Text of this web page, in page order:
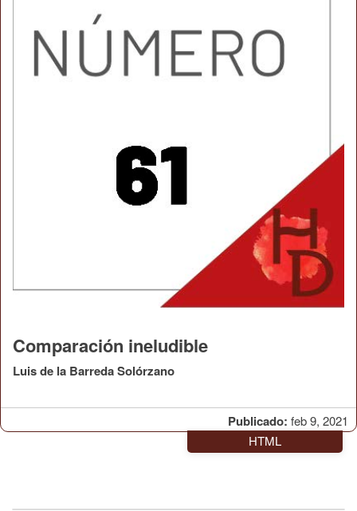
Publicado: feb 9, 2021
Comparación ineludible
Luis de la Barreda Solórzano
HTML